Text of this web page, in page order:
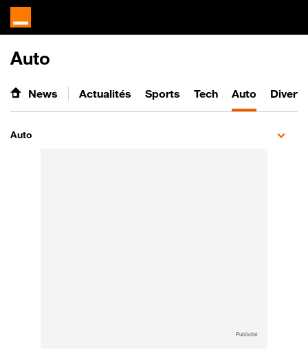
Auto
News Actualités Sports Tech Auto
Auto
Publicité